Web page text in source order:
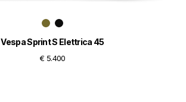
Vespa Sprint S Elettrica 45
€ 5.400